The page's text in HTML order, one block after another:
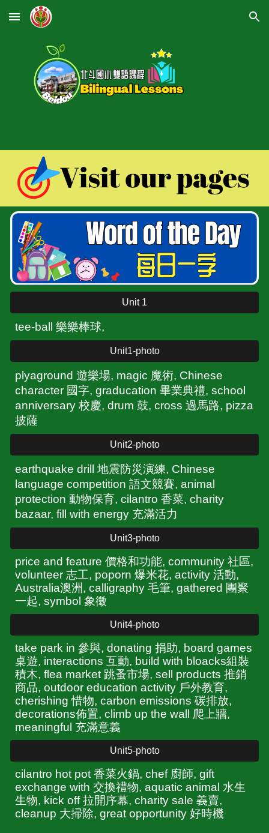
Skip to main content Skip to navigation
Unit 1
tee-ball 樂樂棒球,
Unit1-photo
plyaground 遊樂場, magic 魔術, Chinese
character 國字, graducation 畢業典禮, school
anniversary 校慶, drum 鼓, cross 過馬路, pizza
披薩
Unit2-photo
earthquake drill 地震防災演練, Chinese
language competition 語文競賽, animal
protection 動物保育, cilantro 香菜, charity
bazaar, fill with energy 充滿活力
Unit3-photo
price and feature 價格和功能, community 社區,
volunteer 志工, poporn 爆米花, activity 活動,
Australia澳洲, calligraphy 毛筆, gathered 團聚
一起, symbol 象徵
Unit4-photo
take park in 參與, donating 捐助, board games
桌遊, interactions 互動, build with bloacks組裝
積木, flea market 跳蚤市場, sell products 推銷
商品, outdoor education activity 戶外教育,
cherishing 惜物, carbon emissions 碳排放,
decorations佈置, climb up the wall 爬上牆,
meaningful 充滿意義
Unit5-photo
cilantro hot pot 香菜火鍋, chef 廚師, gift
exchange with 交換禮物, aquatic animal 水生
生物, kick off 拉開序幕, charity sale 義賣,
cleanup 大掃除, great opportunity 好時機